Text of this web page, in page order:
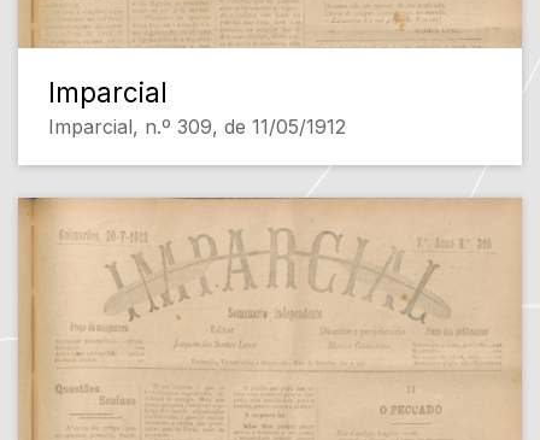
Imparcial
Imparcial, n.º 309, de 11/05/1912